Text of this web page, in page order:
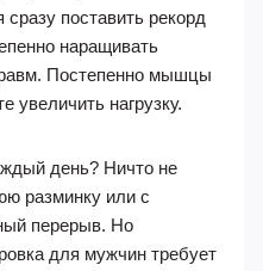
поставить рекорд
наращивать
Постепенно мышцы
увеличить нагрузку.
день? Ничто не
разминку или с
перерыв. Но
для мужчин требует